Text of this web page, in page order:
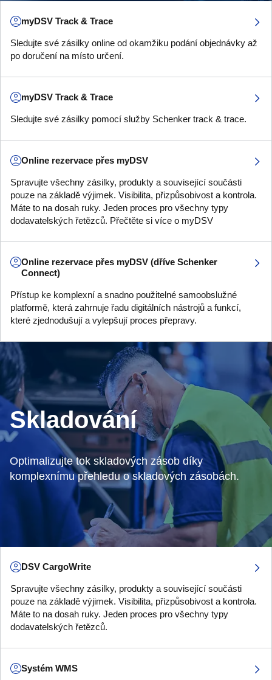
myDSV Track & Trace
Sledujte své zásilky online od okamžiku podání objednávky až
po doručení na místo určení.
myDSV Track & Trace
Sledujte své zásilky pomocí služby Schenker track & trace.
Online rezervace přes myDSV
Spravujte všechny zásilky, produkty a související součásti
pouze na základě výjimek. Visibilita, přizpůsobivost a kontrola.
Máte to na dosah ruky. Jeden proces pro všechny typy
dodavatelských řetězců. Přečtěte si více o myDSV
Online rezervace přes myDSV (dříve Schenker
Connect)
Přístup ke komplexní a snadno použitelné samoobslužné
platformě, která zahrnuje řadu digitálních nástrojů a funkcí,
které zjednodušují a vylepšují proces přepravy.
Skladování
Optimalizujte tok skladových zásob díky
komplexnímu přehledu o skladových zásobách.
DSV CargoWrite
Spravujte všechny zásilky, produkty a související součásti
pouze na základě výjimek. Visibilita, přizpůsobivost a kontrola.
Máte to na dosah ruky. Jeden proces pro všechny typy
dodavatelských řetězců.
Systém WMS